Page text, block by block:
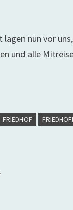
lagen nun vor
und alle
FRIEDHOF